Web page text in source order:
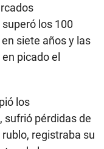
los 100
siete años y las
picado el
los
sufrió pérdidas de
registraba su